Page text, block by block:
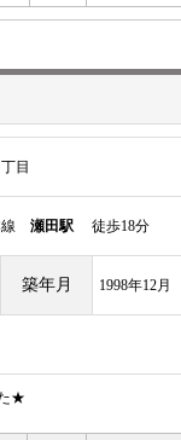
目
線 瀬田駅 徒歩18分
築年月 1998年12月
★